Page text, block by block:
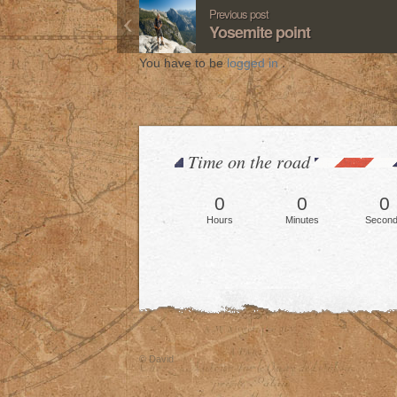
Previous post
Yosemite point
You have to belogged in.
Time on the road
0
Hours
0
Minutes
0
© David